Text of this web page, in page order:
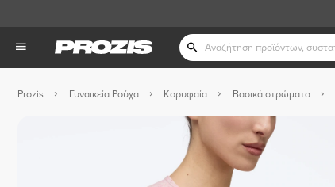
Prozis Γυναικεία Ρούχα Κορυφαία Βασικά στρώματα